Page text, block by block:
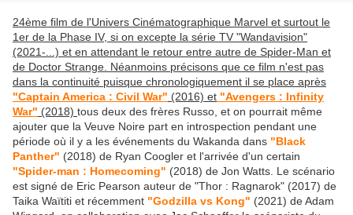
24ème film de l'Univers Cinématographique Marvel et surtout le
1er de la Phase IV, si on excepte la série TV "Wandavision"
(2021-...) et en attendant le retour entre autre de Spider-Man et
de Doctor Strange. Néanmoins précisons que ce film n'est pas
dans la continuité puisque chronologiquement il se place après
"Captain America : Civil War" (2016) et "Avengers : Infinity
War" (2018) tous deux des frères Russo, et on pourrait même
ajouter que la Veuve Noire part en introspection pendant une
période où il y a les événements du Wakanda dans "Black
Panther" (2018) de Ryan Coogler et l'arrivée d'un certain
"Spider-man : Homecoming" (2018) de Jon Watts. Le scénario
est signé de Eric Pearson auteur de "Thor : Ragnarok" (2017) de
Taika Waïtiti et récemment "Godzilla vs Kong" (2021) de Adam